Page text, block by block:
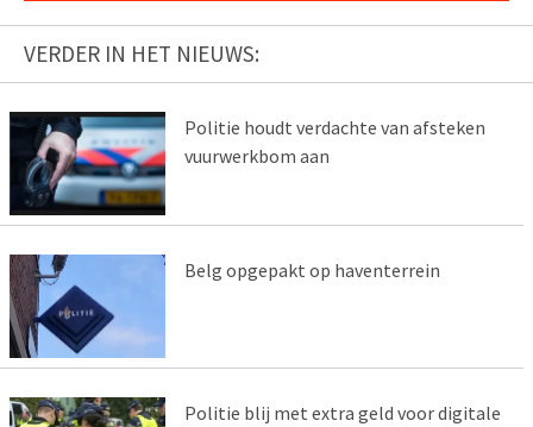
VERDER IN HET NIEUWS:
Politie houdt verdachte van afsteken
vuurwerkbom aan
Belg opgepakt op haventerrein
Politie blij met extra geld voor digitale